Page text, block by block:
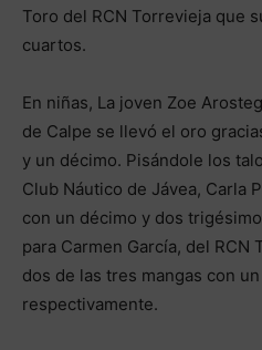
Toro del RCN Torrevieja que
cuartos.
En niñas, La joven Zoe
de Calpe se llevó el oro
y un décimo. Pisándole los
Club Náutico de Jávea, Carla
con un décimo y dos
para Carmen García, del
dos de las tres mangas con
respectivamente.